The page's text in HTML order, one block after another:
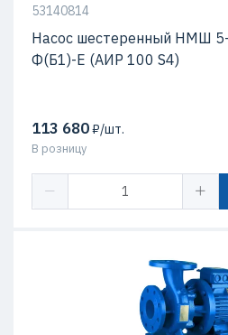
53140814
Насос шестеренный НМШ
Ф(Б1)-Е (АИР 100 S4)
113 680₽/шт.
В розницу